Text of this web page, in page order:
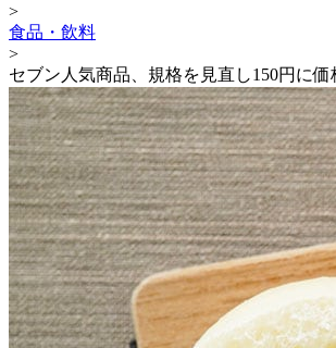
>
食品・飲料
>
セブン人気商品、規格を見直し150円に価